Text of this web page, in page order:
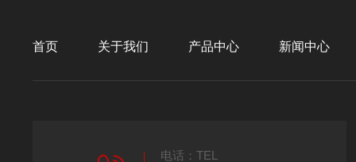
首页 关于我们 产品中心 新闻中心
电话：TEL